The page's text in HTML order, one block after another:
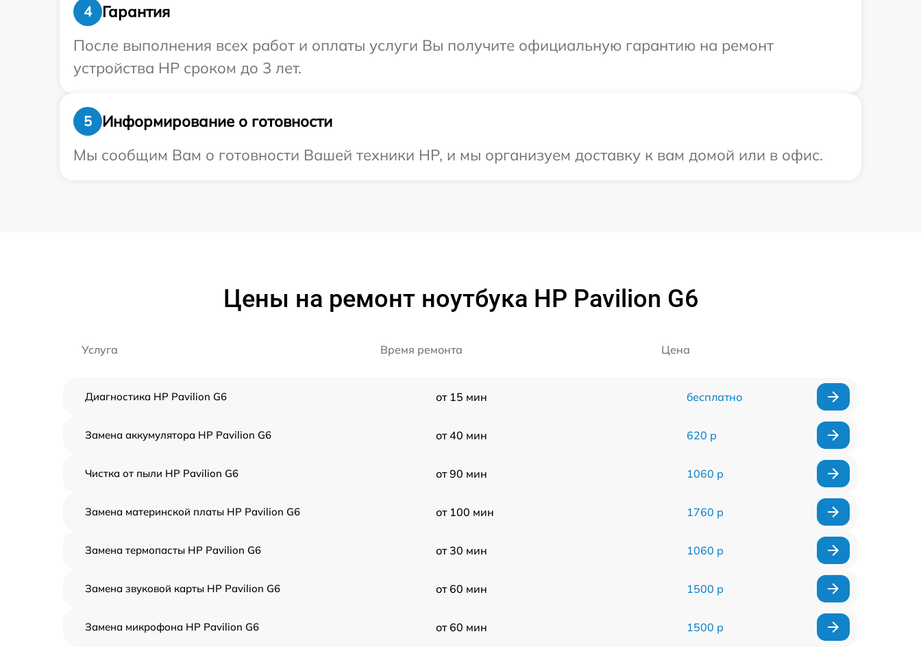
4
Гарантия
После выполнения всех работ и оплаты услуги Вы получите официальную гарантию на ремонт
устройства HP сроком до 3 лет.
5
Информирование о готовности
Мы сообщим Вам о готовности Вашей техники HP, и мы организуем доставку к вам домой или в офис.
Цены на ремонт ноутбука HP Pavilion G6
Услуга Время ремонта Цена
Диагностика HP Pavilion G6 от 15 мин бесплатно
Замена аккумулятора HP Pavilion G6 от 40 мин 620 р
Чистка от пыли HP Pavilion G6 от 90 мин 1060 р
Замена материнской платы HP Pavilion G6 от 100 мин 1760 р
Замена термопасты HP Pavilion G6 от 30 мин 1060 р
Замена звуковой карты HP Pavilion G6 от 60 мин 1500 р
Замена микрофона HP Pavilion G6 от 60 мин 1500 р